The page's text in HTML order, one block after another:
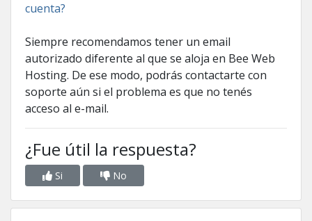
cuenta?
Siempre recomendamos tener un email
autorizado diferente al que se aloja en Bee Web
Hosting. De ese modo, podrás contactarte con
soporte aún si el problema es que no tenés
acceso al e-mail.
¿Fue útil la respuesta?
Si No